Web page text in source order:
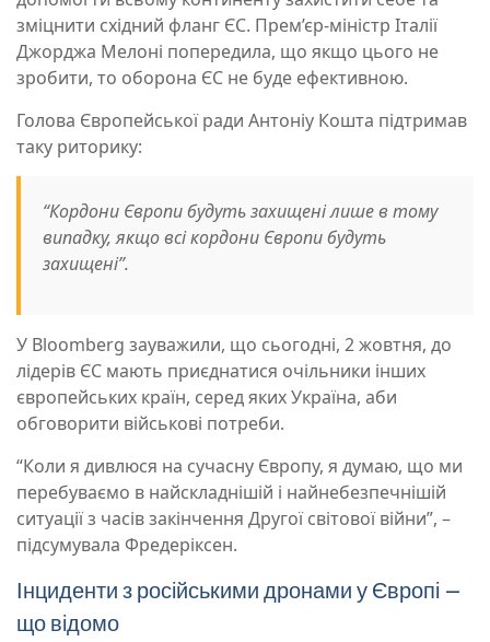
зміцнити східний фланг ЄС. Прем’єр-міністр Італії
Джорджа Мелоні попередила, що якщо цього не
зробити, то оборона ЄС не буде ефективною.
Голова Європейської ради Антоніу Кошта підтримав
таку риторику:
“Кордони Європи будуть захищені лише в тому
випадку, якщо всі кордони Європи будуть
захищені”.
У Bloomberg зауважили, що сьогодні, 2 жовтня, до
лідерів ЄС мають приєднатися очільники інших
європейських країн, серед яких Україна, аби
обговорити військові потреби.
“Коли я дивлюся на сучасну Європу, я думаю, що ми
перебуваємо в найскладнішій і найнебезпечнішій
ситуації з часів закінчення Другої світової війни”, –
підсумувала Фредеріксен.
Інциденти з російськими дронами у Європі –
що відомо